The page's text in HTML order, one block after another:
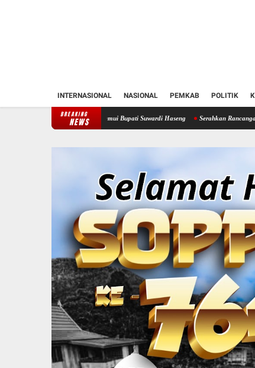
INTERNASIONAL NASIONAL PEMKAB POLITIK
BREAKING
NEWS
Soppeng Temui Bupati Suwardi Haseng Serahkan Rancangan KUA-PPAS